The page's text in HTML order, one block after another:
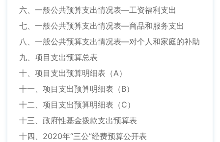
六、一般公共预算支出情况表—工资福利支出
七、一般公共预算支出情况表—商品和服务支出
八、一般公共预算支出情况表—对个人和家庭的补助
九、项目支出预算总表
十、项目支出预算明细表（A）
十一、项目支出预算明细表（B）
十二、项目支出预算明细表（C）
十三、政府性基金拨款支出预算表
十四、2020年“三公”经费预算公开表